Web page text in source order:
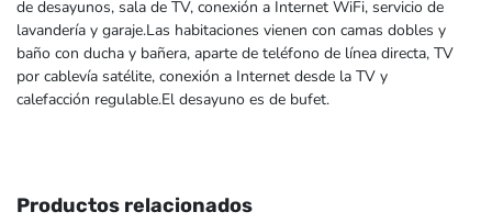
de desayunos, sala de TV, conexión a Internet WiFi, servicio de
lavandería y garaje.Las habitaciones vienen con camas dobles y
baño con ducha y bañera, aparte de teléfono de línea directa, TV
por cablevía satélite, conexión a Internet desde la TV y
calefacción regulable.El desayuno es de bufet.
Productos relacionados